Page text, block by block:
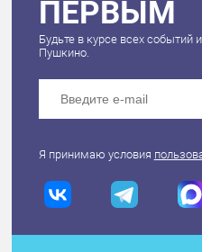
ПЕРВЫМ
Будьте в курсе всех событий
Пушкино.
Я принимаю условия